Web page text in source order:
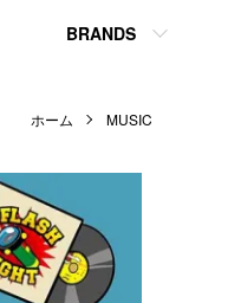
BRANDS
ホーム MUSIC